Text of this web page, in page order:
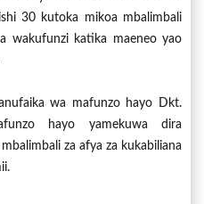
30 kutoka mikoa mbalimbali
wakufunzi katika maeneo yao
wa mafunzo hayo Dkt.
hayo yamekuwa dira
za afya za kukabiliana